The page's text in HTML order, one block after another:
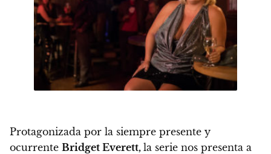
Protagonizada por la siempre presente y
ocurrente Bridget Everett, la serie nos presenta a